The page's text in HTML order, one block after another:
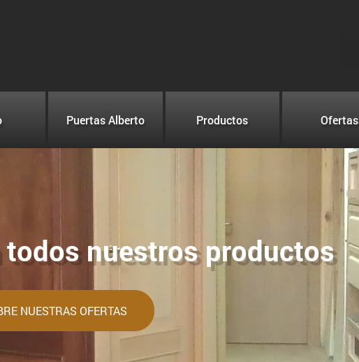
Puertas Alberto Productos Ofertas
nuestros productos
NUESTRAS OFERTAS